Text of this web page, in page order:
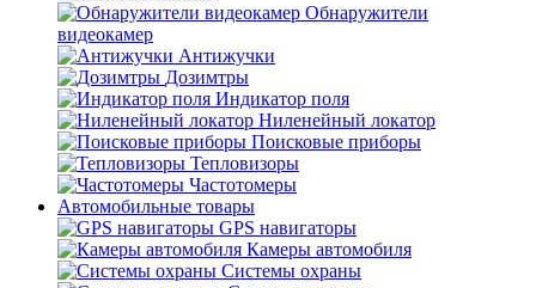
Обнаружители
видеокамер
Антижучки
Дозимтры
Индикатор поля
Ниленейный локатор
Поисковые приборы
Тепловизоры
Частотомеры
Автомобильные товары
GPS навигаторы
Камеры автомобиля
Системы охраны